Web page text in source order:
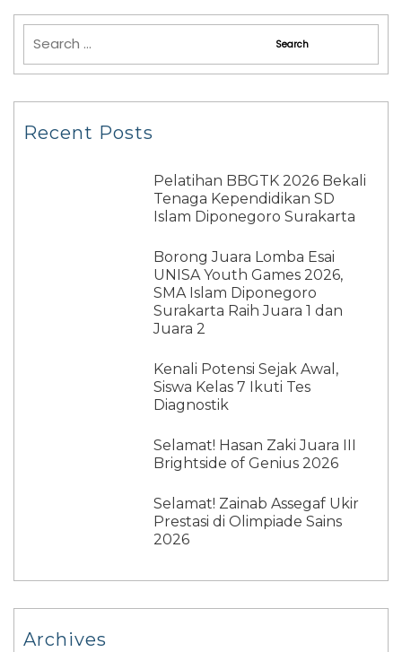
Recent Posts
Pelatihan BBGTK 2026 Bekali
Tenaga Kependidikan SD
Islam Diponegoro Surakarta
Borong Juara Lomba Esai
UNISA Youth Games 2026,
SMA Islam Diponegoro
Surakarta Raih Juara 1 dan
Juara 2
Kenali Potensi Sejak Awal,
Siswa Kelas 7 Ikuti Tes
Diagnostik
Selamat! Hasan Zaki Juara III
Brightside of Genius 2026
Selamat! Zainab Assegaf Ukir
Prestasi di Olimpiade Sains
2026
Archives